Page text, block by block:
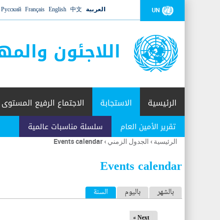
UN العربية 中文
English
Français
Русский
اللاجئون
الرئيسية الاستجابة
تقرير الأمين العام سلسلة مناسبات عالمية
الاجتماع الرفيع المستوى
أنت
هنا
الرئيسية › الجدول الزمني ›
Events calendar
Events calendar
ا بالشهر باليوم السنة (علامة التبويب النشطة)